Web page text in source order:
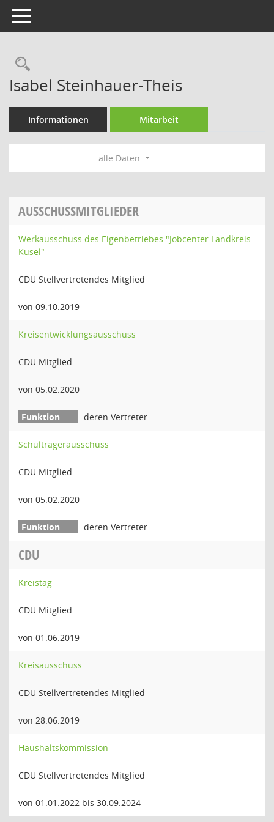
Toggle navigation
Rechercheauswahl
Isabel Steinhauer-Theis
Informationen Mitarbeit
alle Daten
AUSSCHUSSMITGLIEDER
Werkausschuss des Eigenbetriebes "Jobcenter Landkreis
Kusel"
CDU Stellvertretendes Mitglied
von 09.10.2019
Kreisentwicklungsausschuss
CDU Mitglied
von 05.02.2020
deren Vertreter
Schulträgerausschuss
CDU Mitglied
von 05.02.2020
deren Vertreter
CDU
Kreistag
CDU Mitglied
von 01.06.2019
Kreisausschuss
CDU Stellvertretendes Mitglied
von 28.06.2019
Haushaltskommission
CDU Stellvertretendes Mitglied
von 01.01.2022 bis 30.09.2024